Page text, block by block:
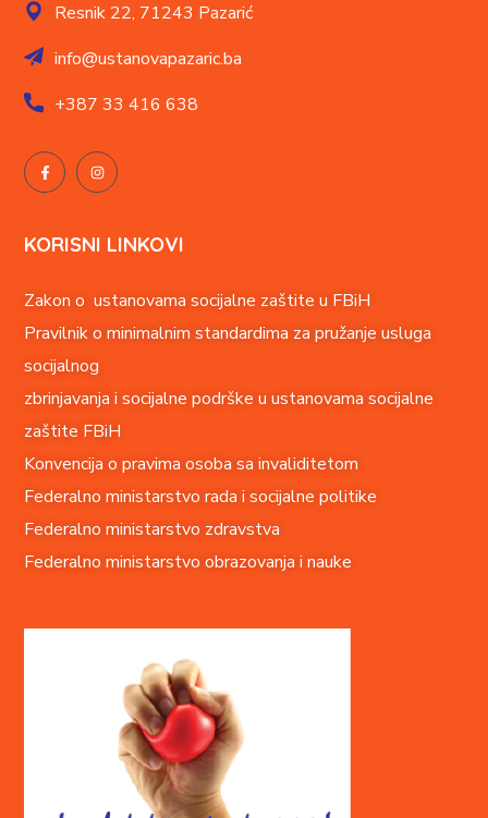
Resnik 22, 71243 Pazarić
info@ustanovapazaric.ba
+38733 416 638
KORISNI LINKOVI
Zakon o ustanovama socijalne zaštite u FBiH
Pravilnik o minimalnim standardima za pružanje usluga
socijalnog
zbrinjavanja i socijalne podrške u ustanovama socijalne
zaštite FBiH
Konvencija o pravima osoba sa invaliditetom
Federalno ministarstvo rada i socijalne politike
Federalno ministarstvo zdravstva
Federalno ministarstvo obrazovanja i nauke